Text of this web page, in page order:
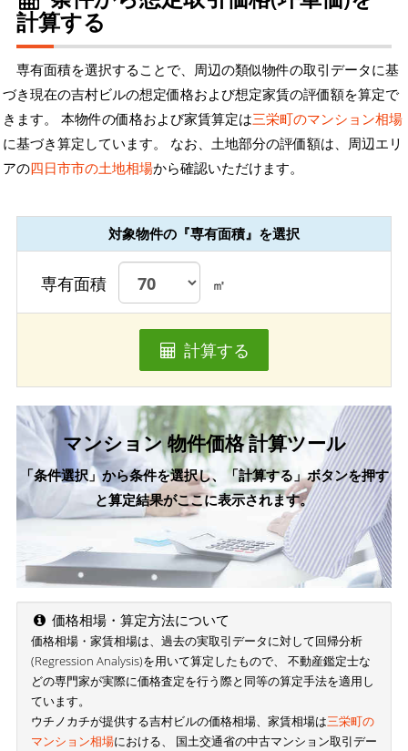
計算する
専有面積を選択することで、周辺の類似物件の取引データに基
づき現在の吉村ビルの想定価格および想定家賃の評価額を算定で
きます。 本物件の価格および家賃算定は三栄町のマンション相場
に基づき算定しています。 なお、土地部分の評価額は、周辺エリ
アの四日市市の土地相場から確認いただけます。
対象物件の『専有面積』を選択
専有面積 ㎡
計算する
マンション 物件価格 計算ツール
「条件選択」から条件を選択し、「計算する」ボタンを押す
と算定結果がここに表示されます。
価格相場・算定方法について
価格相場・家賃相場は、過去の実取引データに対して回帰分析
(Regression Analysis)を用いて算定したもので、 不動産鑑定士な
どの専門家が実際に価格査定を行う際と同等の算定手法を適用し
ています。
ウチノカチが提供する吉村ビルの価格相場、家賃相場は三栄町の
マンション相場における、 国土交通省の中古マンション取引デー